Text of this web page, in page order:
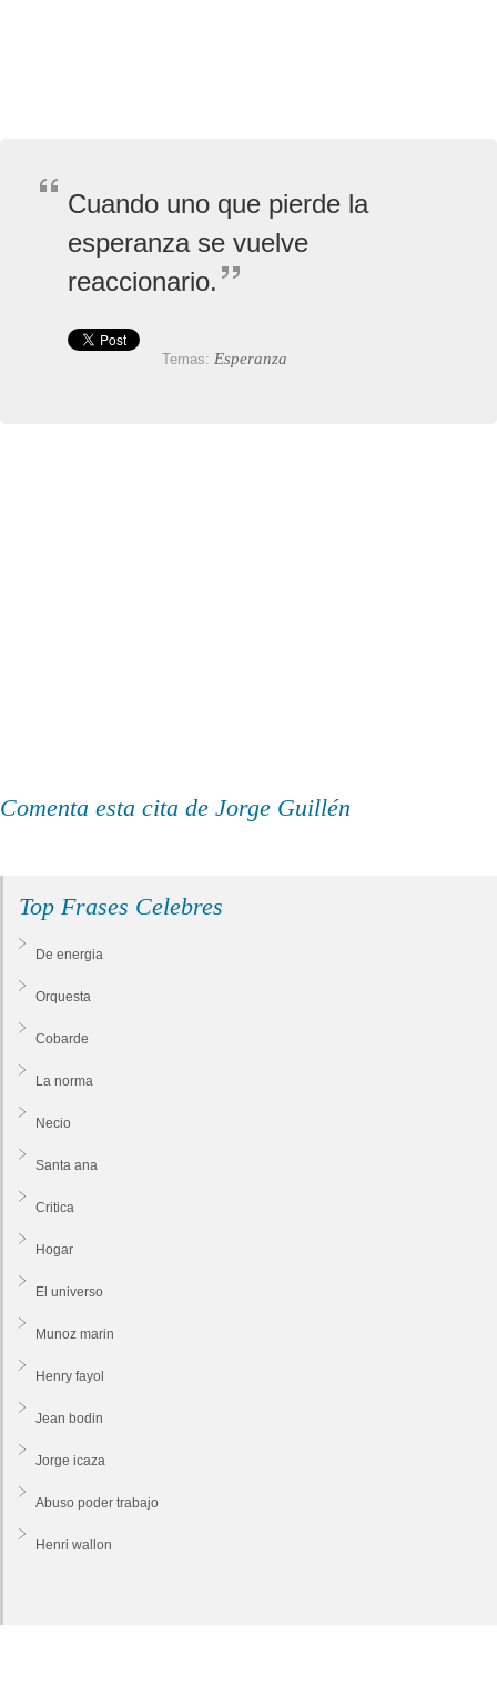
Cuando uno que pierde la
esperanza se vuelve
reaccionario.
Temas: Esperanza
Comenta esta cita de Jorge Guillén
Top Frases Celebres
De energia
Orquesta
Cobarde
La norma
Necio
Santa ana
Critica
Hogar
El universo
Munoz marin
Henry fayol
Jean bodin
Jorge icaza
Abuso poder trabajo
Henri wallon